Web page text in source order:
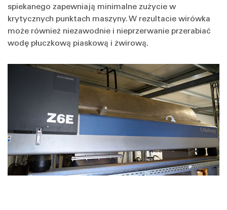
spiekanego zapewniają minimalne zużycie w
krytycznych punktach maszyny. W rezultacie wirówka
może również niezawodnie i nieprzerwanie przerabiać
wodę płuczkową piaskową i żwirową.